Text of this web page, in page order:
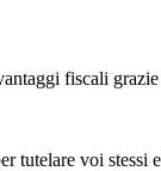
fiscali
tutelare voi stessi